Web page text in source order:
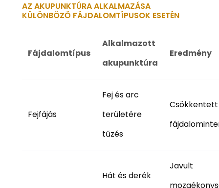
AZ AKUPUNKTÚRA ALKALMAZÁSA
KÜLÖNBÖZŐ FÁJDALOMTÍPUSOK ESETÉN
Fájdalomtípus
Alkalmazott
akupunktúra
Eredmény
Fejfájás
Fej és arc
területére
tűzés
Csökkentett
Hát és derék
Javult